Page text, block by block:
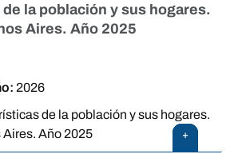
la población y sus hogares.
Aires. Año 2025
2026
de la población y sus hogares.
Año 2025
+